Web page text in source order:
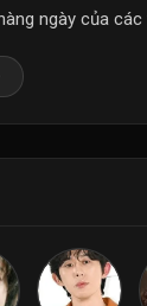
ngày của